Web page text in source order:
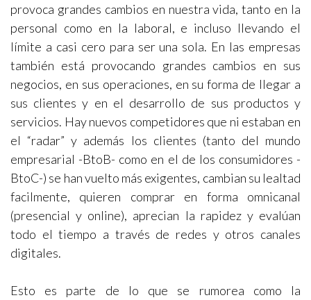
provoca grandes cambios en nuestra vida, tanto en la
personal como en la laboral, e incluso llevando el
límite a casi cero para ser una sola. En las empresas
también está provocando grandes cambios en sus
negocios, en sus operaciones, en su forma de llegar a
sus clientes y en el desarrollo de sus productos y
servicios. Hay nuevos competidores que ni estaban en
el “radar” y además los clientes (tanto del mundo
empresarial -BtoB- como en el de los consumidores -
BtoC-) se han vuelto más exigentes, cambian su lealtad
facilmente, quieren comprar en forma omnicanal
(presencial y online), aprecian la rapidez y evalúan
todo el tiempo a través de redes y otros canales
digitales.
Esto es parte de lo que se rumorea como la